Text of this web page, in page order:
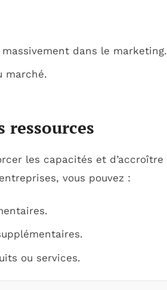
dans le marketing.
marché.
ressources
les capacités et d’accroître
vous pouvez :
ou services.